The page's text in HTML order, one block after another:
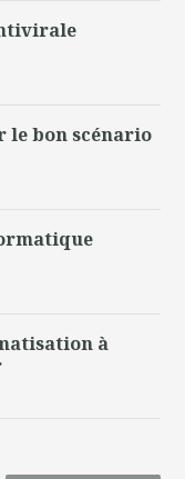
le bon scénario
à